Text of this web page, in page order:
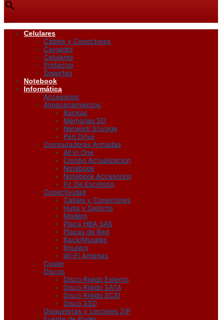
Celulares
Cables y Conectores
Cargador
Celulares
Protector
Soportes
Notebook
Informática
Accesorios
Almacenamientos
Backup
Memorias SD
Network Storage
Pen Drive
Computadoras Armadas
All In One
Combo Actualizacion
Notebook
Notebook Accesorios
Pc De Escritorio
Conectividad
Cables y Conectores
Hubs y Switchs
Modem
Placa HBA SAS
Placas de Red
Rack/Murales
Routers
Wi-Fi Antenas
Cooler
Discos
Disco Rigido Externo
Disco Rigido SATA
Disco Rigido SCSI
Disco SSD
Disqueteras y Lectores ZIP